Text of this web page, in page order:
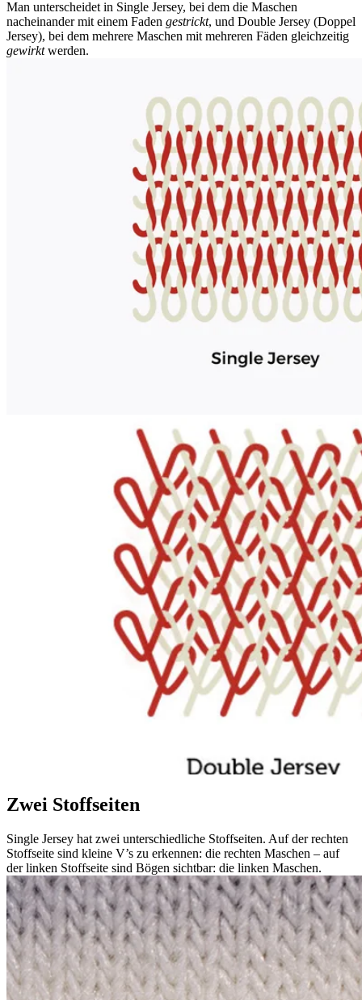
Man unterscheidet in Single Jersey, bei dem die Maschen
nacheinander mit einem Faden gestrickt, und Double Jersey (Doppel
Jersey), bei dem mehrere Maschen mit mehreren Fäden gleichzeitig
gewirktwerden.
Zwei Stoffseiten
Single Jersey hat zwei unterschiedliche Stoffseiten. Auf der rechten
Stoffseite sind kleine V’s zu erkennen: die rechten Maschen – auf
der linken Stoffseite sind Bögen sichtbar: die linken Maschen.